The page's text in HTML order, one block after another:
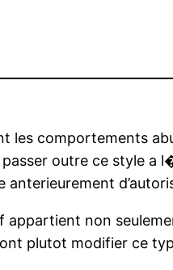
les comportements
passer outre ce style
appartient non
plutot modifier ce